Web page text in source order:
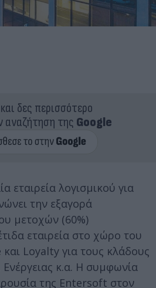
δες περισσότερο
αναζήτηση της Google
εταιρεία λογισμικού για
την εξαγορά
μετοχών (60%)
εταιρεία στο χώρο του
Loyalty για τους κλάδους
κ.α. Η συμφωνία
της Entersoft στον